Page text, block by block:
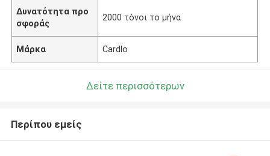
Δυνατότητα προ
σφοράς
2000 τόνοι το μήνα
Μάρκα Cardlo
Δείτε περισσότερων
Περίπου εμείς